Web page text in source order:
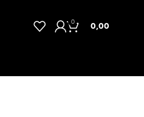
0 0,00